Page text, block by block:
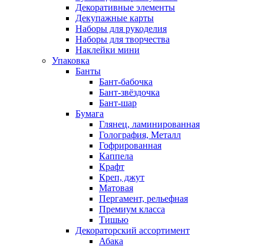
Декоративные элементы
Декупажные карты
Наборы для рукоделия
Наборы для творчества
Наклейки мини
Упаковка
Банты
Бант-бабочка
Бант-звёздочка
Бант-шар
Бумага
Глянец, ламинированная
Голография, Металл
Гофрированная
Каппела
Крафт
Креп, джут
Матовая
Пергамент, рельефная
Премиум класса
Тишью
Декораторский ассортимент
Абака